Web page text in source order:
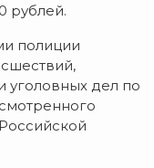
рублей.
полиции
уголовных дел по